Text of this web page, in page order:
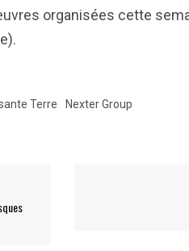
organisées cette
Terre Nexter Group